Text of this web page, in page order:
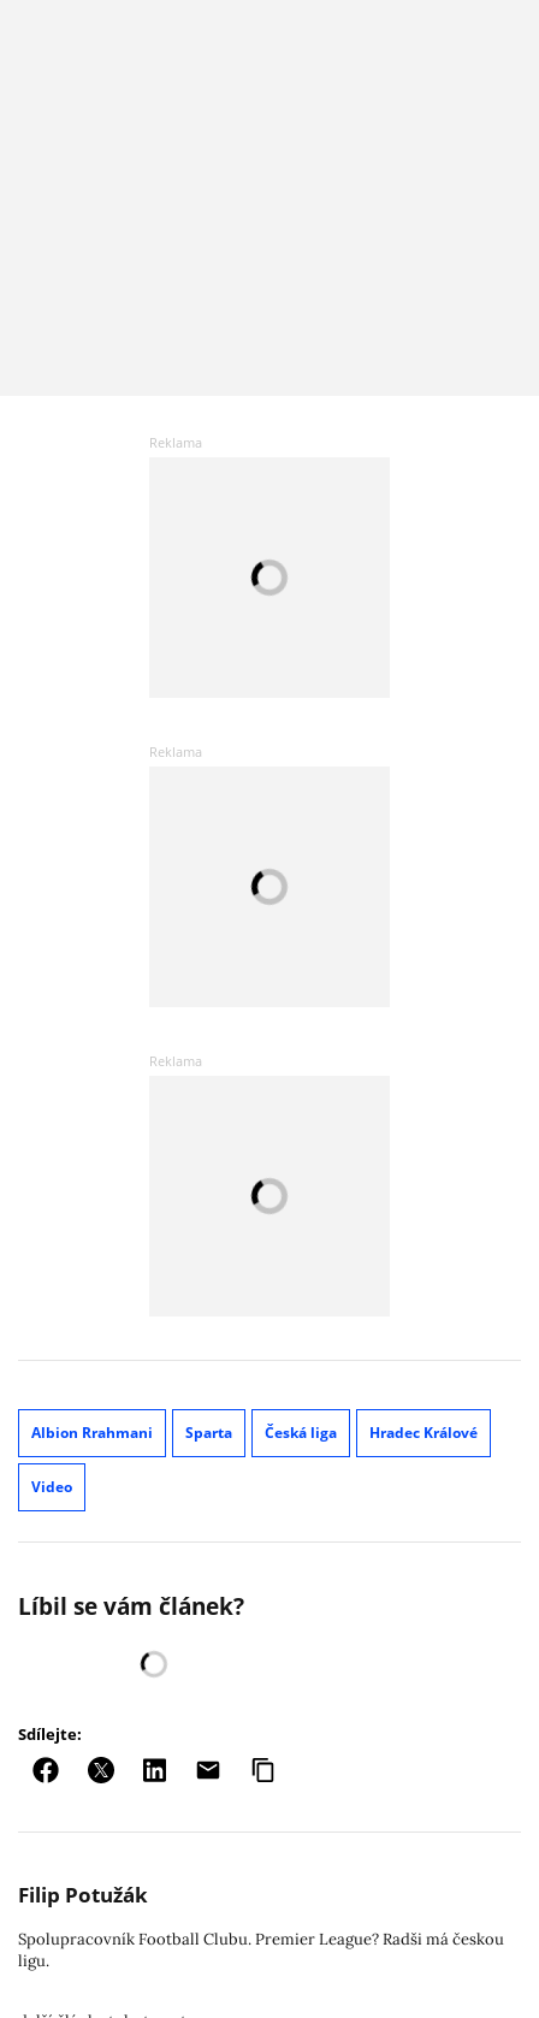
Albion Rrahmani Sparta Česká liga Hradec Králové
Video
Líbil se vám článek?
Sdílejte:
Filip Potužák
Spolupracovník Football Clubu. Premier League? Radši má českou
ligu.